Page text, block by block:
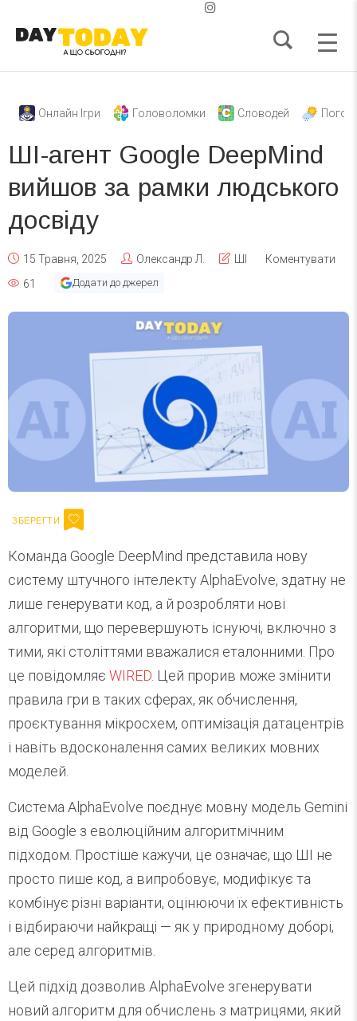
Онлайн Ігри Головоломки Словодей
ШІ-агент Google DeepMind
вийшов за рамки людського
досвіду
15 Травня, 2025 Олександр Л.
Коментувати
61
Додати до джерел
Команда Google DeepMind представила нову
систему штучного інтелекту AlphaEvolve, здатну не
лише генерувати код, а й розробляти нові
алгоритми, що перевершують існуючі, включно з
тими, які століттями вважалися еталонними. Про
це повідомляє WIRED. Цей прорив може змінити
правила гри в таких сферах, як обчислення,
проєктування мікросхем, оптимізація датацентрів
і навіть вдосконалення самих великих мовних
моделей.
Система AlphaEvolve поєднує мовну модель Gemini
від Google з еволюційним алгоритмічним
підходом. Простіше кажучи, це означає, що ШІ не
просто пише код, а випробовує, модифікує та
комбінує різні варіанти, оцінюючи їх ефективність
і відбираючи найкращі — як у природному доборі,
але серед алгоритмів.
Цей підхід дозволив AlphaEvolve згенерувати
новий алгоритм для обчислень з матрицями, який